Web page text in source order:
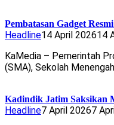
Pembatasan Gadget
Headline14 April 202614
KaMedia – Pemerintah
(SMA), Sekolah
Kadindik Jatim Saksikan
Headline7 April 20267